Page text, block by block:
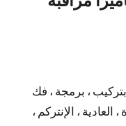
، برمجة ، فك
، الإنتركم ،